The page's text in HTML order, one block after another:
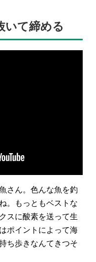
いて締める
さん。色んな魚を釣
。もっともベストな
スに酸素を送って生
ポイントによって海
ち歩きなんてきつそ